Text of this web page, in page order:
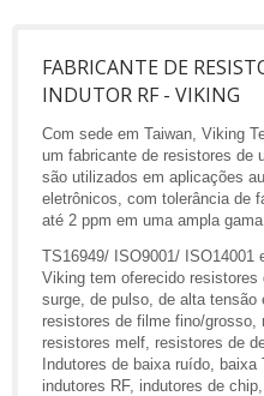
FABRICANTE DE
INDUTOR RF - VIKING
Com sede em Taiwan, Viking
um fabricante de resistores de
são utilizados em aplicações
eletrônicos, com tolerância de
até 2 ppm em uma ampla
TS16949/ ISO9001/ ISO14001
Viking tem oferecido
surge, de pulso, de alta tensão
resistores de filme fino/grosso,
resistores melf, resistores de
Indutores de baixa ruído,
indutores RF, indutores de